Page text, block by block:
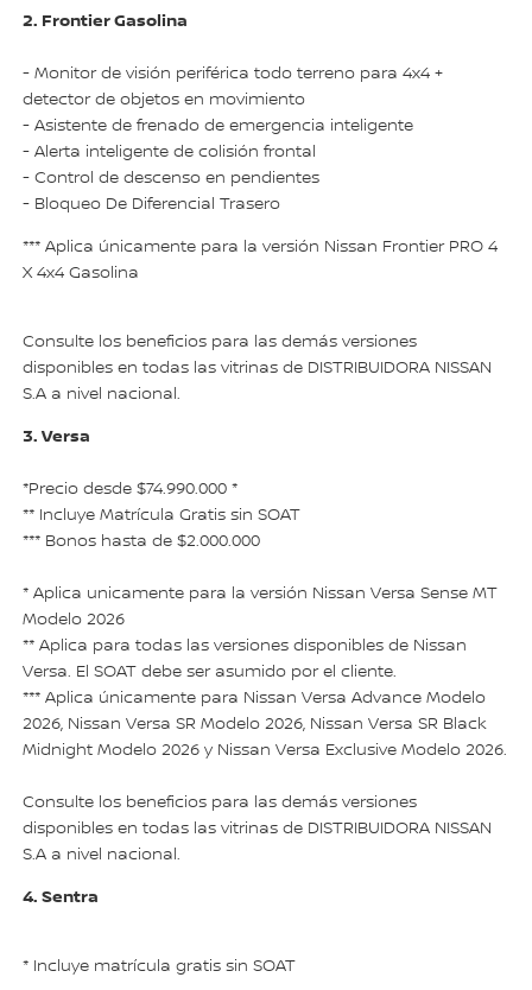
2. Frontier Gasolina
- Monitor de visión periférica todo terreno para 4x4 +
detector de objetos en movimiento
- Asistente de frenado de emergencia inteligente
- Alerta inteligente de colisión frontal
- Control de descenso en pendientes
- Bloqueo De Diferencial Trasero
*** Aplica únicamente para la versión Nissan Frontier PRO 4
X 4x4 Gasolina
Consulte los beneficios para las demás versiones
disponibles en todas las vitrinas de DISTRIBUIDORA NISSAN
S.A a nivel nacional.
3. Versa
*Precio desde $74.990.000 *
** Incluye Matrícula Gratis sin SOAT
*** Bonos hasta de $2.000.000
* Aplica unicamente para la versión Nissan Versa Sense MT
Modelo 2026
** Aplica para todas las versiones disponibles de Nissan
Versa. El SOAT debe ser asumido por el cliente.
*** Aplica únicamente para Nissan Versa Advance Modelo
2026, Nissan Versa SR Modelo 2026, Nissan Versa SR Black
Midnight Modelo 2026 y Nissan Versa Exclusive Modelo 2026.
Consulte los beneficios para las demás versiones
disponibles en todas las vitrinas de DISTRIBUIDORA NISSAN
S.A a nivel nacional.
4. Sentra
* Incluye matrícula gratis sin SOAT